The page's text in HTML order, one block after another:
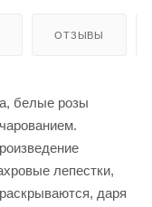
ОТЗЫВЫ
белые розы
лепестки,
даря